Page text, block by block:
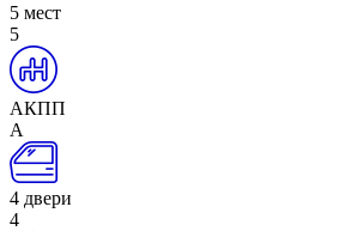
5 мест
5
АКПП
А
4 двери
4